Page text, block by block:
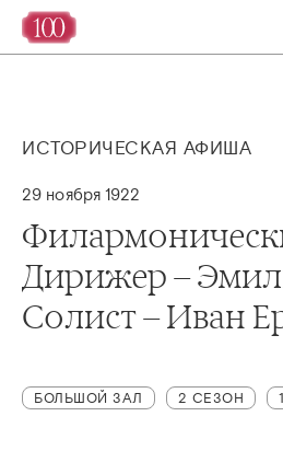
ИСТОРИЧЕСКАЯ АФИША
29 ноября 1922
Дирижер –
Солист – Иван
БОЛЬШОЙ ЗАЛ 2 СЕЗОН